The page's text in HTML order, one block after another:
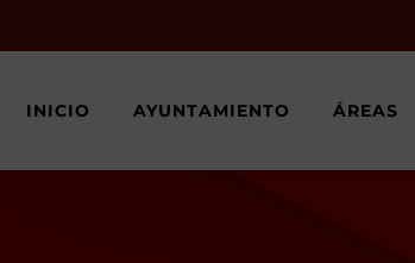
INICIO AYUNTAMIENTO ÁREAS